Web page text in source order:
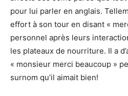
pour lui parler en anglais.
effort à son tour en disant «
personnel après leurs
les plateaux de nourriture. Il a
« monsieur merci beaucoup »
surnom qu’il aimait bien!